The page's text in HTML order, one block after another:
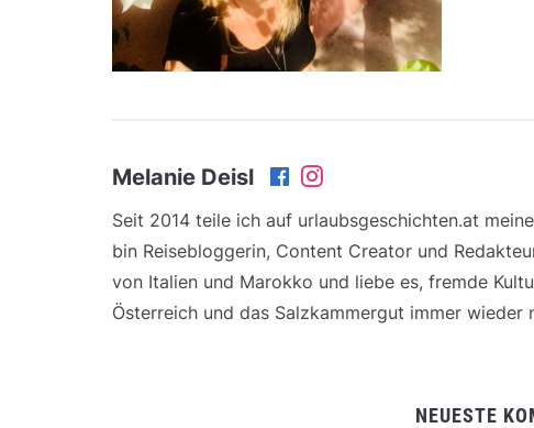
Melanie Deisl
Seit 2014 teile ich auf urlaubsgeschichten.at
bin Reisebloggerin, Content Creator und
von Italien und Marokko und liebe es, fremde
Österreich und das Salzkammergut immer wieder
NEUESTE